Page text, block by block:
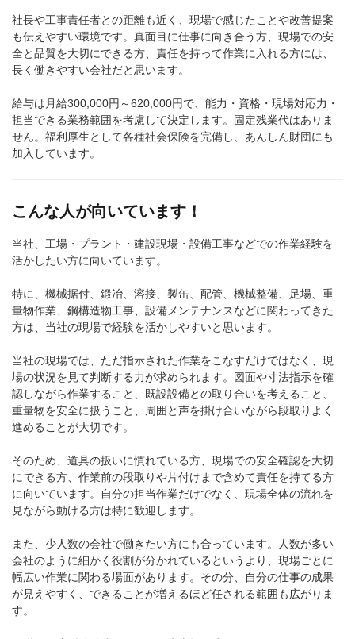
社長や工事責任者との距離も近く、現場で感じたことや改善提案
も伝えやすい環境です。真面目に仕事に向き合う方、現場での安
全と品質を大切にできる方、責任を持って作業に入れる方には、
長く働きやすい会社だと思います。
給与は月給300,000円～620,000円で、能力・資格・現場対応力・
担当できる業務範囲を考慮して決定します。固定残業代はありま
せん。福利厚生として各種社会保険を完備し、あんしん財団にも
加入しています。
こんな人が向いています！
当社、工場・プラント・建設現場・設備工事などでの作業経験を
活かしたい方に向いています。
特に、機械据付、鍛冶、溶接、製缶、配管、機械整備、足場、重
量物作業、鋼構造物工事、設備メンテナンスなどに関わってきた
方は、当社の現場で経験を活かしやすいと思います。
当社の現場では、ただ指示された作業をこなすだけではなく、現
場の状況を見て判断する力が求められます。図面や寸法指示を確
認しながら作業すること、既設設備との取り合いを考えること、
重量物を安全に扱うこと、周囲と声を掛け合いながら段取りよく
進めることが大切です。
そのため、道具の扱いに慣れている方、現場での安全確認を大切
にできる方、作業前の段取りや片付けまで含めて責任を持てる方
に向いています。自分の担当作業だけでなく、現場全体の流れを
見ながら動ける方は特に歓迎します。
また、少人数の会社で働きたい方にも合っています。人数が多い
会社のように細かく役割が分かれているというより、現場ごとに
幅広い作業に関わる場面があります。その分、自分の仕事の成果
が見えやすく、できることが増えるほど任される範囲も広がりま
す。